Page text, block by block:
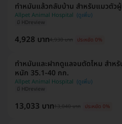
มี HDreview
ทำหมันแล้วกลับบ้าน สำหรับแมวตัว
Allpet Animal Hospital
4,928 บาท4,930 บาท ประหยัด 0%
มี HDreview
ทำหมันและฝากดูแลจนตัดไหม สำห
หนัก 35.1-40 กก.
Allpet Animal Hospital
13,033 บาท13,040 บาท ประหยัด 0%